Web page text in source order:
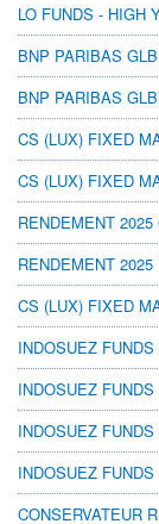
RENDEMENT 2025
RENDEMENT 2025